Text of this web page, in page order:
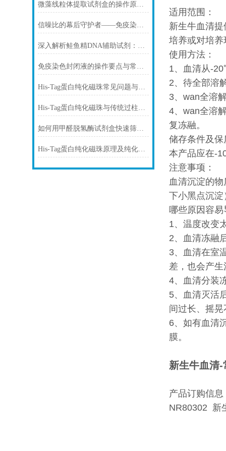
微藻线粒体提取试剂盒的操作原理与实验优化指南
信噪比的幕后守护者——免疫染色洗涤液的科学原理与核心价值
深入解析鲑鱼精DNA辅助试剂：原理、特性与规范操作
免疫染色封闭液的操作要点与常见问题解决方案
His-Tag蛋白纯化磁珠常见问题与解决方案
His-Tag蛋白纯化磁珠与传统过柱层析纯化方式
如何用甲醛脱氢酶试剂盒快速筛查食品中甲醛残留？
His-Tag蛋白纯化磁珠原理及纯化步骤
适用范围：
新生牛血清
培养或对培
使用方法：
1、血清从-
2、待全部溶
3、wan全溶
4、wan全溶
复冻融。
储存条件及保
本产品应在-
注意事项：
血清沉淀的
下小黑点沉
哪些原因容
1、温度改变
2、血清冻融
3、血清在室
差，也会产生
4、血清分装
5、血清灭活
间过长、摇
6、如有血清
膜。
新生牛血清-
产品订购信息
NR80302 新